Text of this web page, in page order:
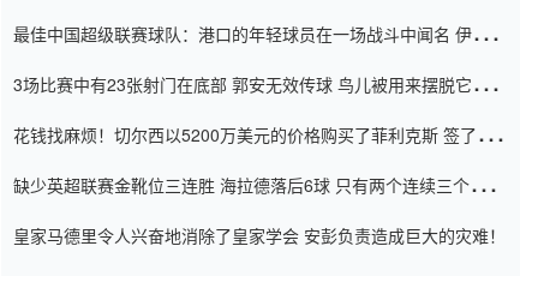
最佳中国超级联赛球队：港口的年轻球员在一场战斗中闻名 伊万放
3场比赛中有23张射门在底部 郭安无效传球 鸟儿被用来摆脱它
花钱找麻烦！切尔西以5200万美元的价格购买了菲利克斯 签了7年
缺少英超联赛金靴位三连胜 海拉德落后6球 只有两个连续三个连续
皇家马德里令人兴奋地消除了皇家学会 安彭负责造成巨大的灾难！